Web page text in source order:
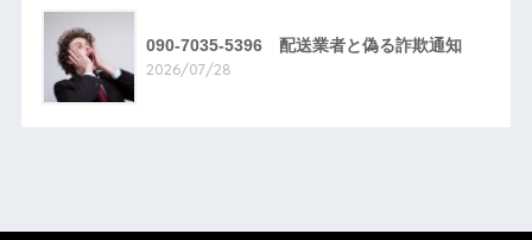
090-7035-5396 配送業者と偽る詐欺通知
2026/07/28